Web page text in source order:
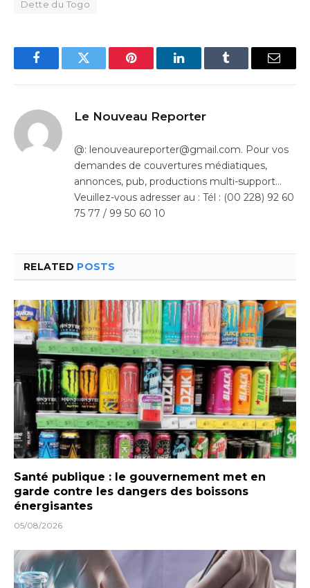
Dette du Togo
FacebookTwitter Pinterest LinkedInTumblr Email
Le Nouveau Reporter
@: lenouveaureporter@gmail.com. Pour vos
demandes de couvertures médiatiques,
annonces, pub, productions multi-support…
Veuillez-vous adresser au : Tél : (00 228) 92 60
75 77 / 99 50 60 10
RELATED POSTS
Santé publique : le gouvernement met en
garde contre les dangers des boissons
énergisantes
05/08/2026